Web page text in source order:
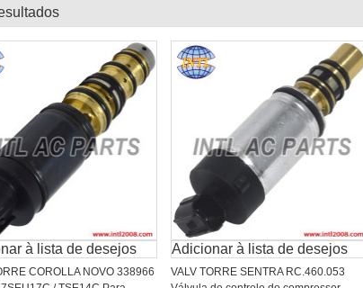
à lista de desejos
COROLLA NOVO 338966
Adicionar à lista de desejos
VALV TORRE SENTRA RC.460.053